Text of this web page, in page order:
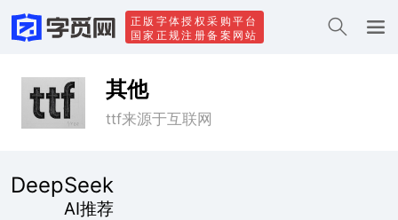
正版字体授权采购平台
国家正规注册备案网站
其他
ttf来源于互联网
DeepSeek
AI推荐